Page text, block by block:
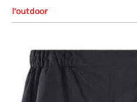
l’outdoor